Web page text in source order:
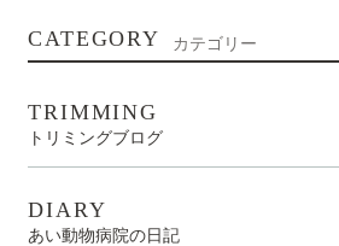
CATEGORY カテゴリー
TRIMMING
トリミングブログ
DIARY
あい動物病院の日記